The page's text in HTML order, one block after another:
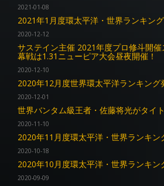
2021-01-08
2021年1月度環太平洋・世界ランキン
2020-12-12
サステイン主催 2021年度プロ修斗開
幕戦は1.31ニューピア大会昼夜開催！
2020-12-10
2020年12月度世界環太平洋ランキング
2020-12-01
世界バンタム級王者・佐藤将光がタイ
2020-11-10
2020年11月度環太平洋・世界ランキン
2020-10-18
2020年10月度環太平洋・世界ランキン
2020-09-09